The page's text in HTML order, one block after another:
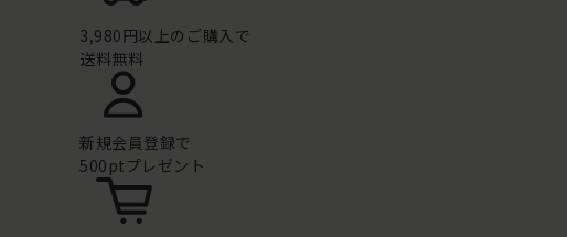
3,980円以上のご購入で
送料無料
新規会員登録で
500ptプレゼント